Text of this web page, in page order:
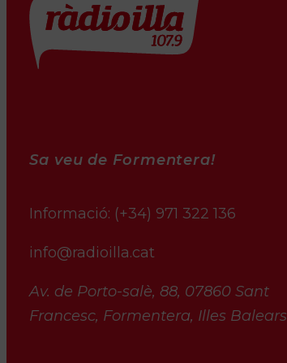
Sa veu de Formentera!
Informació: (+34) 971 322 136
info@radioilla.cat
Av. de Porto-salè, 88, 07860 Sant
Francesc, Formentera, Illes Balears